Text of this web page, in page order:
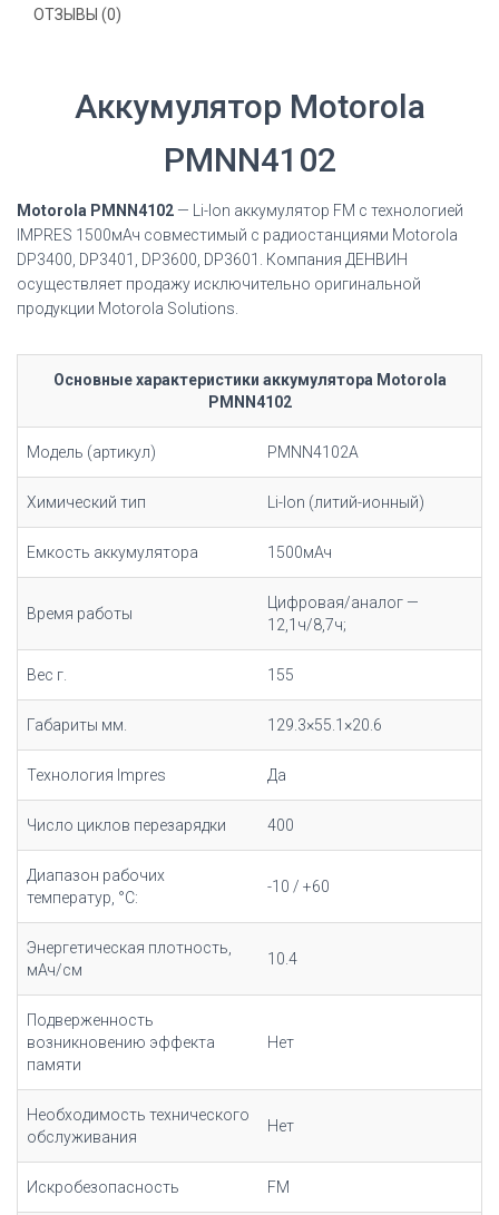
ОТЗЫВЫ (0)
Аккумулятор Motorola
PMNN4102
Motorola PMNN4102 — Li-Ion аккумулятор FM с технологией
IMPRES 1500мАч совместимый с радиостанциями Motorola
DP3400, DP3401, DP3600, DP3601
. Компания ДЕНВИН
осуществляет продажу исключительно оригинальной
продукции Motorola Solutions.
Основные характеристики аккумулятора Motorola
PMNN4102
Модель (артикул) PMNN4102A
Химический тип Li-Ion (литий-ионный)
Емкость аккумулятора 1500мАч
Время работы
Цифровая/аналог —
12,1ч/8,7ч;
Вес г. 155
Габариты мм. 129.3×55.1×20.6
Технология Impres Да
Число циклов перезарядки 400
Диапазон рабочих
температур, °С:
-10 / +60
Энергетическая плотность,
мАч/cм
10.4
Подверженность
возникновению эффекта
памяти
Нет
Необходимость технического
обслуживания
Нет
Искробезопасность FM